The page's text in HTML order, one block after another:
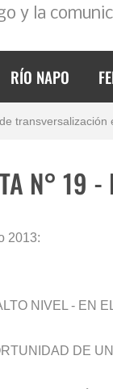
y la
RÍO NAPO
11 - del 30 de abril
transversalización
indígenas
- del 30 de mayo
Encuentro
Napo - Perú -
N° 19 -
2013:
NIVEL - EN
DE